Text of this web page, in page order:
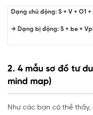
Dạng chủ động: S + V + O1 +
→ Dạng bị động: S + be +
2. 4 mẫu sơ đồ tư
mind map)
Như các bạn có thể